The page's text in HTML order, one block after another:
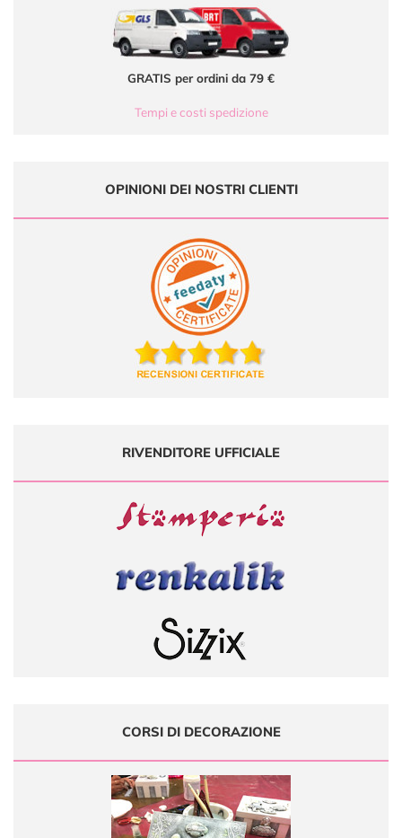
GRATIS per ordini da 79 €
Tempi e costi spedizione
OPINIONI DEI NOSTRI CLIENTI
RIVENDITORE UFFICIALE
CORSI DI DECORAZIONE